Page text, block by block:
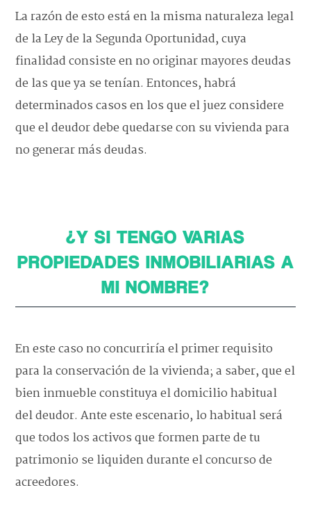
La razón de esto está en la misma naturaleza legal
de la Ley de la Segunda Oportunidad, cuya
finalidad consiste en no originar mayores deudas
de las que ya se tenían. Entonces, habrá
determinados casos en los que el juez considere
que el deudor debe quedarse con su vivienda para
no generar más deudas.
¿Y SI TENGO VARIAS
PROPIEDADES INMOBILIARIAS A
MI NOMBRE?
En este caso no concurriría el primer requisito
para la conservación de la vivienda; a saber, que el
bien inmueble constituya el domicilio habitual
del deudor. Ante este escenario, lo habitual será
que todos los activos que formen parte de tu
patrimonio se liquiden durante el concurso de
acreedores.